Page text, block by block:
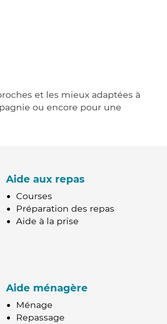
et les mieux adaptées à
ou encore pour une
Aide aux repas
Courses
Préparation des repas
Aide à la prise
Aide ménagère
Ménage
Repassage